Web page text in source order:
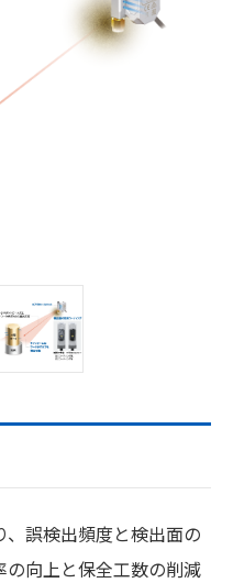
、誤検出頻度と検出面の
向上と保全工数の削減